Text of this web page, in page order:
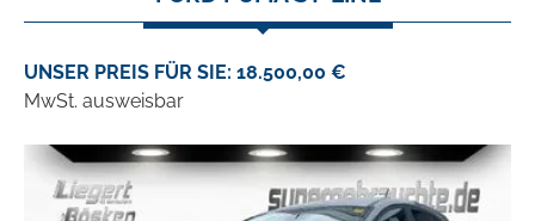
UNSER PREIS FÜR SIE: 18.500,00 €
MwSt. ausweisbar